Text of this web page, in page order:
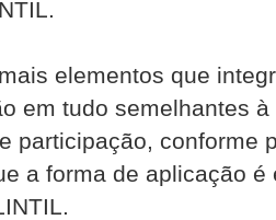
elementos que
em tudo semelhantes
participação, conforme
a forma de aplicação